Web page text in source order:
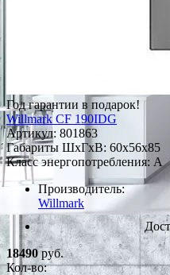
Год гарантии в подарок!
Willmark CF 190IDG
Артикул: 801863
Габариты ШxГxВ: 60x56x85
Класс энергопотребления: A
Производитель:
Willmark
18490руб.
Кол-во: